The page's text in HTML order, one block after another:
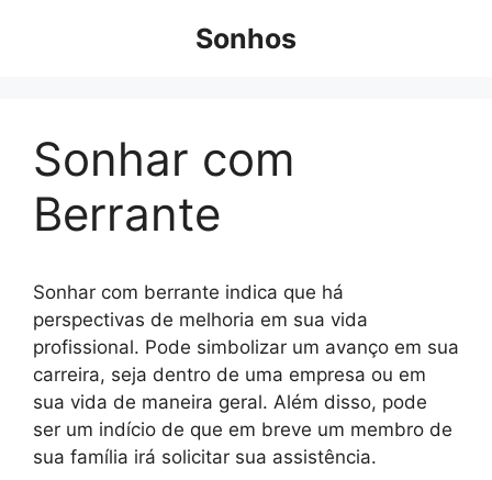
Sonhos
Sonhar com
Berrante
Sonhar com berrante indica que há
perspectivas de melhoria em sua vida
profissional. Pode simbolizar um avanço em sua
carreira, seja dentro de uma empresa ou em
sua vida de maneira geral. Além disso, pode
ser um indício de que em breve um membro de
sua família irá solicitar sua assistência.